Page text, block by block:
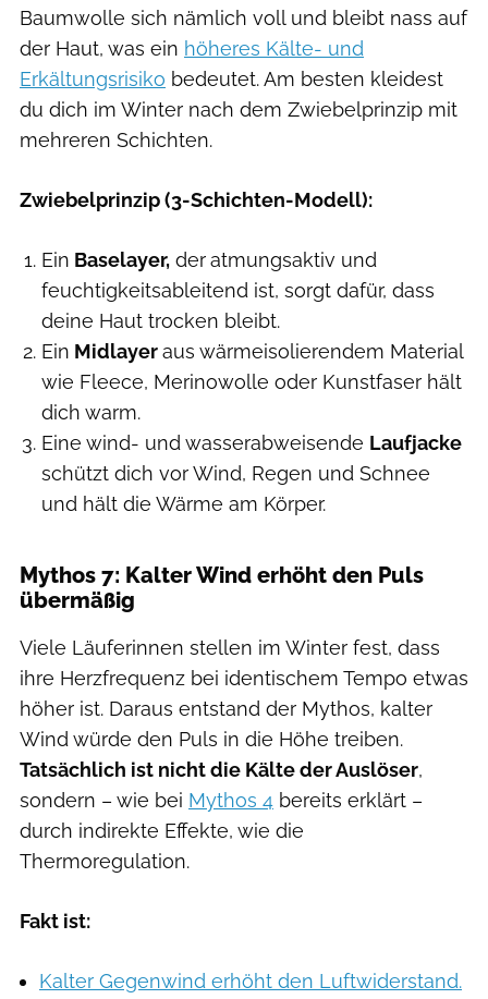
Baumwolle sich nämlich voll und bleibt nass auf
der Haut, was ein höheres Kälte- und
Erkältungsrisiko bedeutet. Am besten kleidest
du dich im Winter nach dem Zwiebelprinzip mit
mehreren Schichten.
Zwiebelprinzip (3-Schichten-Modell):
Ein Baselayer, deratmungsaktiv und
feuchtigkeitsableitend ist, sorgt dafür, dass
deine Haut trocken bleibt.
Ein Midlayeraus wärmeisolierendem Material
wie Fleece, Merinowolle oder Kunstfaser hält
dich warm.
Eine wind- und wasserabweisende Laufjacke
schützt dich vor Wind, Regen und Schnee
und hält die Wärme am Körper.
Mythos 7: Kalter Wind erhöht den Puls
übermäßig
Viele Läuferinnen stellen im Winter fest, dass
ihre Herzfrequenz bei identischem Tempo etwas
höher ist. Daraus entstand der Mythos, kalter
Wind würde den Puls in die Höhe treiben.
Tatsächlich ist nicht die Kälte der Auslöser,
sondern – wie bei Mythos 4 bereits erklärt –
durch indirekte Effekte, wie die
Thermoregulation.
Fakt ist:
Kalter Gegenwind erhöht den Luftwiderstand.